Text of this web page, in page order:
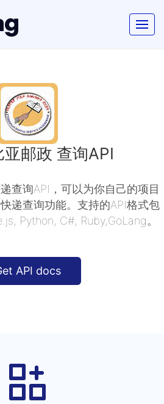
邮政 查询API
查询API，可以为你自己的项目
递查询功能。支持的API格式包
Python, C#, Ruby,GoLang。
API docs